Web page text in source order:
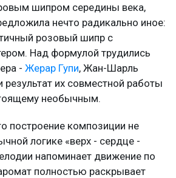
шипром середины века,
нечто радикально иное:
розовый шипр с
Над формулой трудились
- Жерар Гупи, Жан-Шарль
результат их совместной работы
необычным.
построение композиции не
логике «верх - сердце -
напоминает движение по
полностью раскрывает